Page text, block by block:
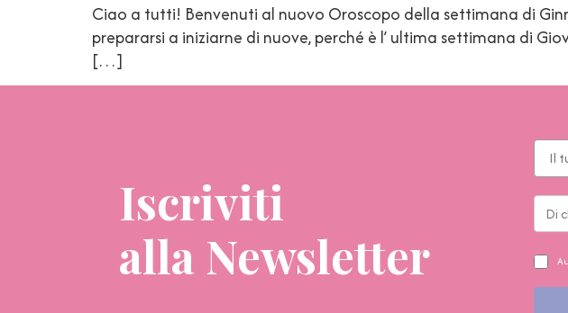
Ciao a tutti! Benvenuti al nuovo Oroscopo della settimana di
prepararsi a iniziarne di nuove, perché è l’ ultima settimana di
[…]
Iscriviti
alla Newsletter